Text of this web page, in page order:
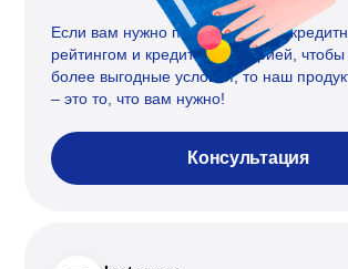
Если вам нужно поработать над
рейтингом и кредитной историей, чтобы
более выгодные условия, то наш
– это то, что вам нужно!
Консультация